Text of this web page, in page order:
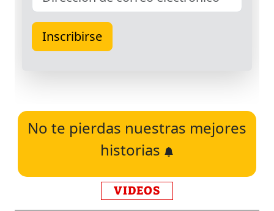
No te pierdas nuestras mejores
historias
VIDEOS